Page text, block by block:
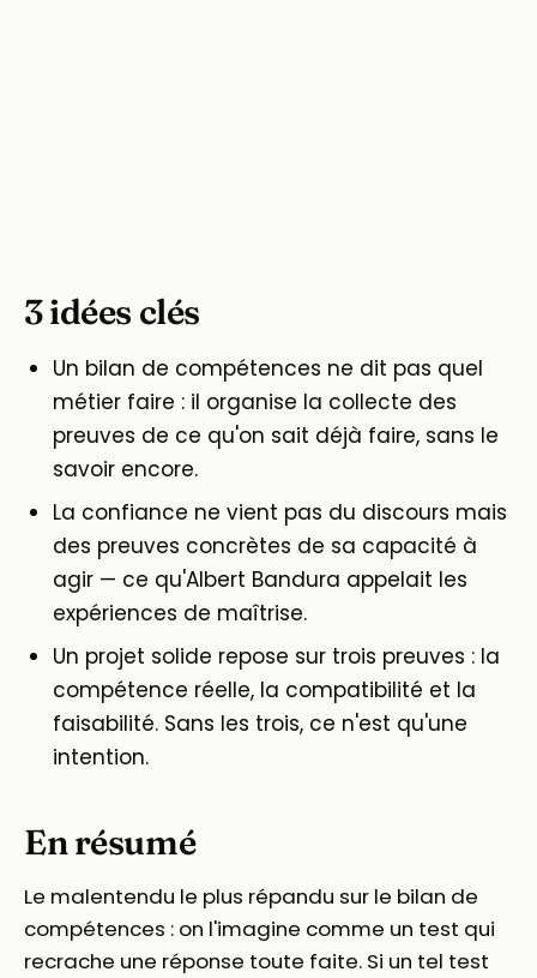
3 idées clés
Un bilan de compétences ne dit pas quel
métier faire : il organise la collecte des
preuves de ce qu'on sait déjà faire, sans le
savoir encore.
La confiance ne vient pas du discours mais
des preuves concrètes de sa capacité à
agir — ce qu'Albert Bandura appelait les
expériences de maîtrise.
Un projet solide repose sur trois preuves : la
compétence réelle, la compatibilité et la
faisabilité. Sans les trois, ce n'est qu'une
intention.
En résumé
Le malentendu le plus répandu sur le bilan de
compétences : on l'imagine comme un test qui
recrache une réponse toute faite. Si un tel test